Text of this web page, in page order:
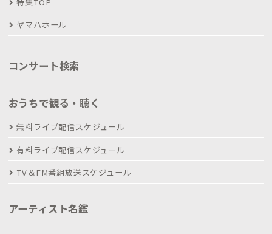
ヤマハホール
コンサート検索
おうちで観る・聴く
無料ライブ配信スケジュール
有料ライブ配信スケジュール
TV＆FM番組放送スケジュール
アーティスト名鑑